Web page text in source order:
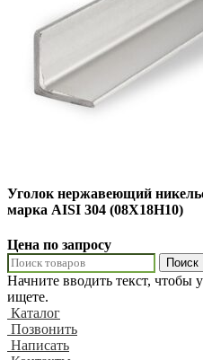
Уголок нержавеющий
марка AISI 304 (08Х18Н10)
Цена по запросу
Поиск
Начните вводить текст, чтобы
ищете.
Каталог
Позвонить
Написать